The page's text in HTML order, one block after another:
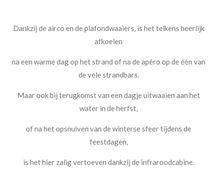
Dankzij de airco en de plafondwaaiers, is het telkens heerlijk
afkoelen
na een warme dag op het strand of na de apéro op de één van
de vele strandbars.
Maar ook bij terugkomst van een dagje uitwaaien aan het
water in de herfst,
of na het opsnuiven van de winterse sfeer tijdens de
feestdagen,
is het hier zalig vertoeven dankzij de infraroodcabine.